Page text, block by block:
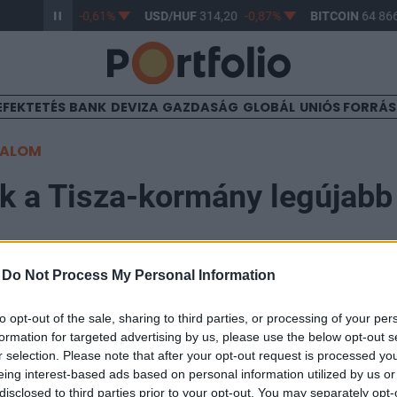
Do Not Process My Personal Information
opt-out of the sale, sharing to third parties, or processing of your
for targeted advertising by us, please use the below opt-out
selection. Please note that after your opt-out request is processed
interest-based ads based on personal information utilized by us
to third parties prior to your opt-out. You may separately
363,17 -0,61% USD/HUF 314,20 -0,87% BITCOIN64
BANK DEVIZA GAZDASÁG GLOBÁL UNIÓS
a Tisza-kormány legújabb
kezdődött a Tisza-kormány újabb kormányszóvivői
Péter miniszterelnök nem vett részt. Az